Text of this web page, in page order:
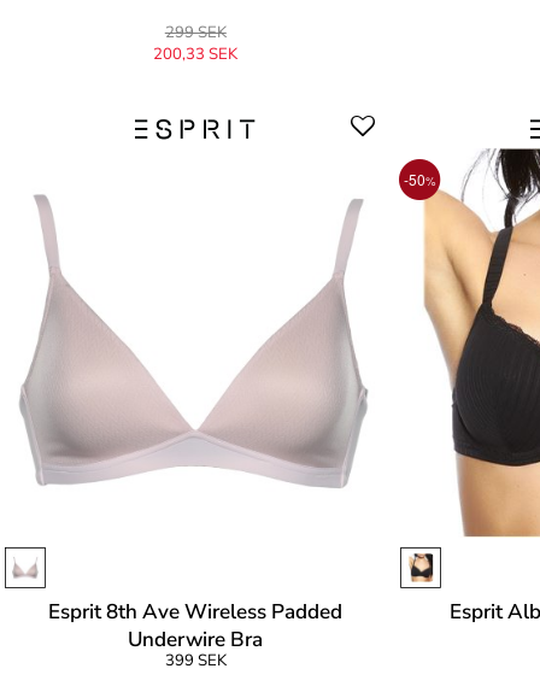
299 SEK
200,33 SEK
Esprit 8th Ave Wireless Padded
Underwire Bra
399 SEK
-50%
Esprit